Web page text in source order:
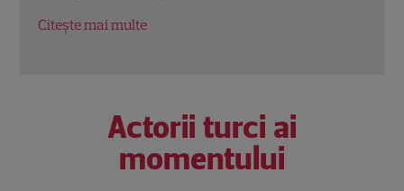
Citește mai multe
Actorii turci ai
momentului